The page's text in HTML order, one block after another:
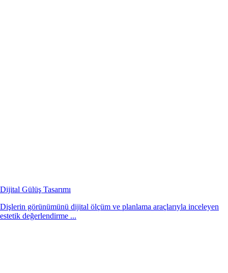
Dijital Gülüş Tasarımı
Dişlerin görünümünü dijital ölçüm ve planlama araçlarıyla inceleyen
estetik değerlendirme ...